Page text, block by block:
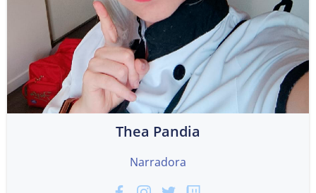
Thea Pandia
Narradora